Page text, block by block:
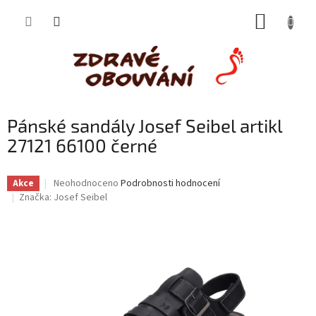
Pánské sandály Josef Seibel artikl
27121 66100 černé
Akce
Průměrné
hodnocení
Neohodnoceno Podrobnosti hodnocení
Značka: Josef Seibel